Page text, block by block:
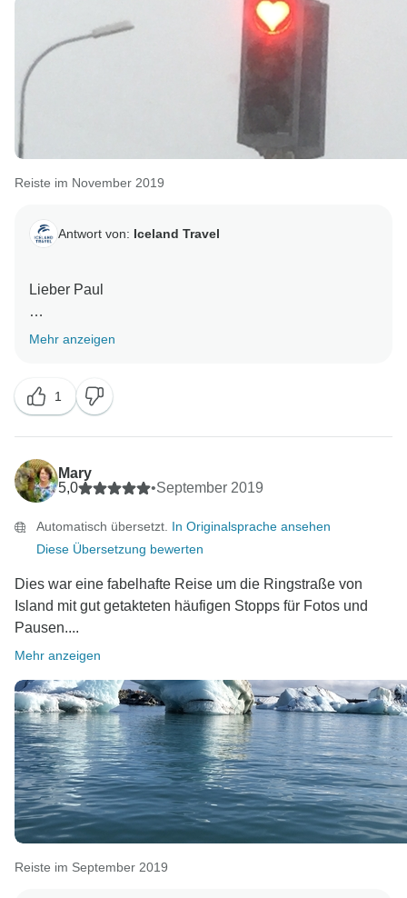
Reiste im November 2019
Antwort von: Iceland Travel
Lieber Paul
Vielen Dank für Ihr Feedback:) Schöne Fotos, die Sie
Mit freundlichen Grüßen,
Mehr anzeigen
1
Mary
5,0
•September 2019
Automatisch übersetzt. In Originalsprache ansehen
Diese Übersetzung bewerten
Dies war eine fabelhafte Reise um die Ringstraße von
Island mit gut getakteten häufigen Stopps für Fotos und
Pausen....
Mehr anzeigen
Reiste im September 2019